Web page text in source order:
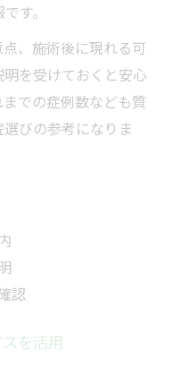
す。
、施術後に現れる可
を受けておくと安心
での症例数なども質
びの参考になりま
認
を活用